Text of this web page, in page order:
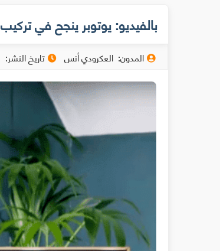
بالفيديو: يوتوبر ينجح في تركيب PS5 Slim الخاص به بسماكة أقل من بوصة واحدة
المدون: العكرودي أنس تاريخ النشر: